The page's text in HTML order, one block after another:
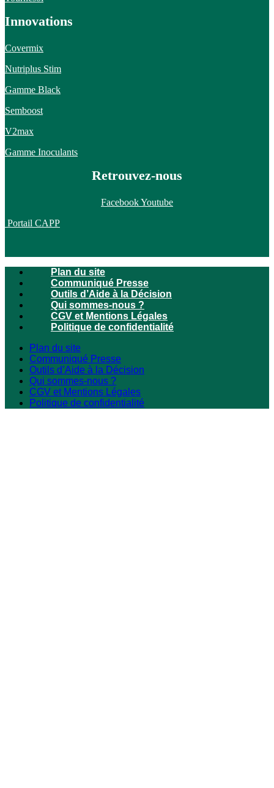
Innovations
Covermix
Nutriplus Stim
Gamme Black
Semboost
V2max
Gamme Inoculants
Retrouvez-nous
FacebookYoutube
Portail CAPP
Plan du site
Communiqué Presse
Outils d’Aide à la Décision
Qui sommes-nous ?
CGV et Mentions Légales
Politique de confidentialité
Plan du site
Communiqué Presse
Outils d’Aide à la Décision
Qui sommes-nous ?
CGV et Mentions Légales
Politique de confidentialité